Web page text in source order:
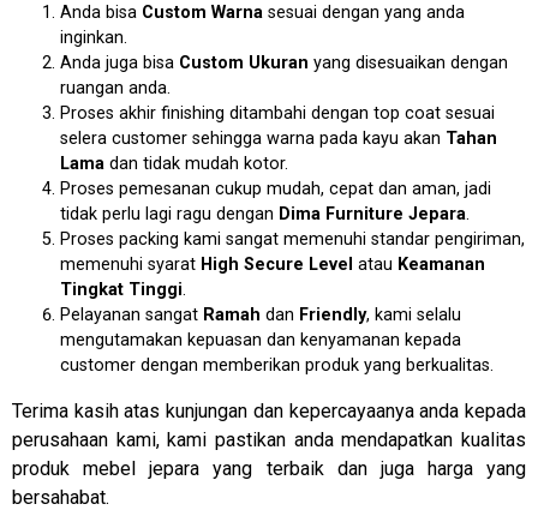
Anda bisa Custom Warna sesuai dengan yang anda
inginkan.
Anda juga bisa Custom Ukuran yang disesuaikan dengan
ruangan anda.
Proses akhir finishing ditambahi dengan top coat sesuai
selera customer sehingga warna pada kayu akan Tahan
Lama dan tidak mudah kotor.
Proses pemesanan cukup mudah, cepat dan aman, jadi
tidak perlu lagi ragu dengan Dima Furniture Jepara.
Proses packing kami sangat memenuhi standar pengiriman,
memenuhi syarat High Secure Level atau Keamanan
Tingkat Tinggi.
Pelayanan sangat Ramah dan Friendly, kami selalu
mengutamakan kepuasan dan kenyamanan kepada
customer dengan memberikan produk yang berkualitas.
Terima kasih atas kunjungan dan kepercayaanya anda kepada
perusahaan kami, kami pastikan anda mendapatkan kualitas
produk mebel jepara yang terbaik dan juga harga yang
bersahabat.